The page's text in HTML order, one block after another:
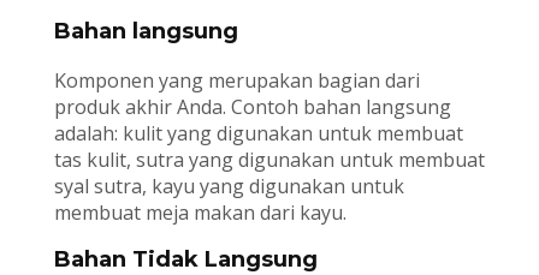
Bahan langsung
Komponen yang merupakan bagian dari
produk akhir Anda. Contoh bahan langsung
adalah: kulit yang digunakan untuk membuat
tas kulit, sutra yang digunakan untuk membuat
syal sutra, kayu yang digunakan untuk
membuat meja makan dari kayu.
Bahan Tidak Langsung